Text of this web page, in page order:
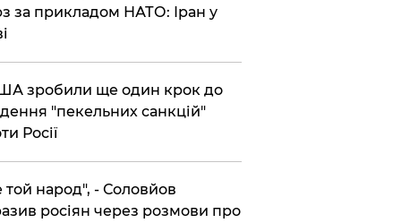
за прикладом НАТО: Іран у
зробили ще один крок до
"пекельних санкцій"
Росії
той народ", - Соловйов
росіян через розмови про